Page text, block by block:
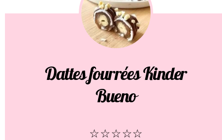
Dattes fourrées Kinder
Bueno
☆
☆
☆
☆
☆